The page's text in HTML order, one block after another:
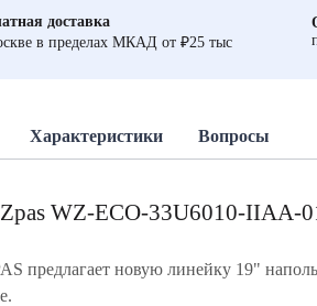
доставка
в пределах МКАД от ₽25 тыс
Характеристики Вопросы
WZ-ECO-33U6010-IIAA-
предлагает новую линейку 19"